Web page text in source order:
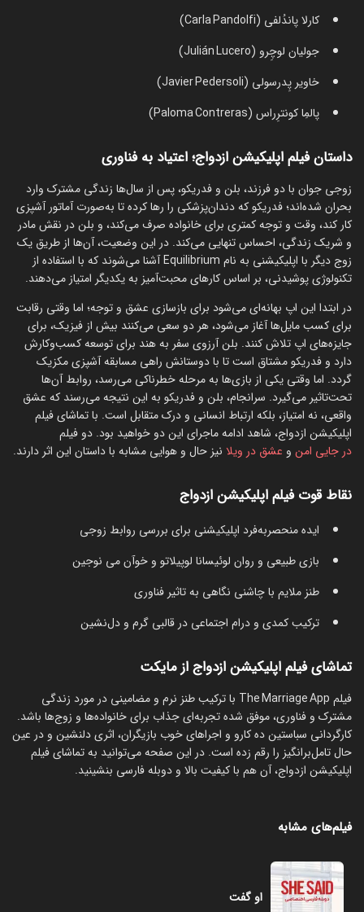
کارلا پاندُلفی (Carla Pandolfi)
جولیان لوچِرو (Julián Lucero)
خاویر پِدرسولی (Javier Pedersoli)
پالمِا کونترِراس (Paloma Contreras)
داستان فیلم اپلیکیشن ازدواج؛ اعتیاد به فناوری
زوجی جوان با دو فرزند، بلن و فدریکو، پس از سال‌ها زندگی مشترک وارد
بحران شده‌اند؛ فدریکو که دندان‌پزشکی را رها کرده تا به‌صورت آماتور آشپزی
کار کند، وقت و توجه کمتری برای خانواده صرف می‌کند، و بلن در نقش مادر
و شریک زندگی، احساس تنهایی می‌کند. در این وضعیت، آن‌ها از طریق یک
زوج دیگر با اپلیکیشنی به نام Equilibrium آشنا می‌شوند که با استفاده از
تکنولوژی پوشیدنی، بر اساس کارهای محبت‌آمیز به یکدیگر امتیاز می‌دهند.
در ابتدا این اپ بهانه‌ای می‌شود برای بازسازی عشق و توجه؛ اما وقتی رقابت
برای کسب مایل‌ها آغاز می‌شود، هر دو سعی می‌کنند بیش از فیزیک، برای
جایزه‌های اپ تلاش کنند. بلن آرزوی سفر به هند برای توسعه کسب‌وکارش
دارد و فدریکو مشتاق است تا با دوستانش راهی مسابقه آشپزی مکزیک
گردد. اما وقتی یکی از بازی‌ها به مرحله خطرناکی می‌رسد، روابط آن‌ها
تحت‌تاثیر می‌گیرد. سرانجام، بلن و فدریکو به این نتیجه می‌رسند که عشق
واقعی، نه امتیاز، بلکه ارتباط انسانی و درک متقابل است. با تماشای فیلم
اپلیکیشن ازدواج، شاهد ادامه ماجرای این دو خواهید بود. دو فیلم
در جایی امن و عشق در ویلا نیز حال و هوایی مشابه با داستان این اثر دارند.
نقاط قوت فیلم اپلیکیشن ازدواج
ایده منحصر‌به‌فرد اپلیکیشنی برای بررسی روابط زوجی
بازی طبیعی و روان لوئیسانا لوپیلاتو و خوآن می‌ نوجین
طنز ملایم با چاشنی نگاهی به تاثیر فناوری
ترکیب کمدی و درام اجتماعی در قالبی گرم و دل‌نشین
تماشای فیلم اپلیکیشن ازدواج از مایکت
فیلم The Marriage App با ترکیب طنز نرم و مضامینی در مورد زندگی
مشترک و فناوری، موفق شده تجربه‌ای جذاب برای خانواده‌ها و زوج‌ها باشد.
کارگردانی سباستین ده کارو و اجراهای خوب بازیگران، اثری دلنشین و در عین
حال تامل‌برانگیز را رقم زده است. در این صفحه می‌توانید به تماشای فیلم
اپلیکیشن ازدواج، آن هم با کیفیت بالا و دوبله فارسی بنشینید.
فیلم‌های مشابه
او گفت